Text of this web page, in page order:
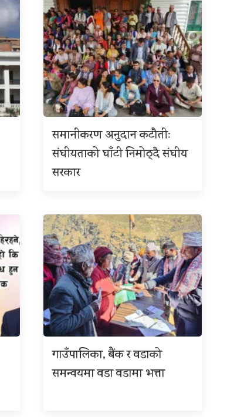
समानीकरण अनुदान कटौतीः
संघीयताको घाँटी निमोठ्दै संघीय
सरकार
गाउँपालिका, बैंक र वडाको
समन्वयमा वडा वडामा भत्ता